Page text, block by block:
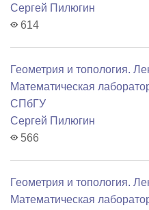
Сергей Пилюгин
614
Геометрия и топология.
Математичеcкая
СПбГУ
Сергей Пилюгин
566
Геометрия и топология.
Математичеcкая